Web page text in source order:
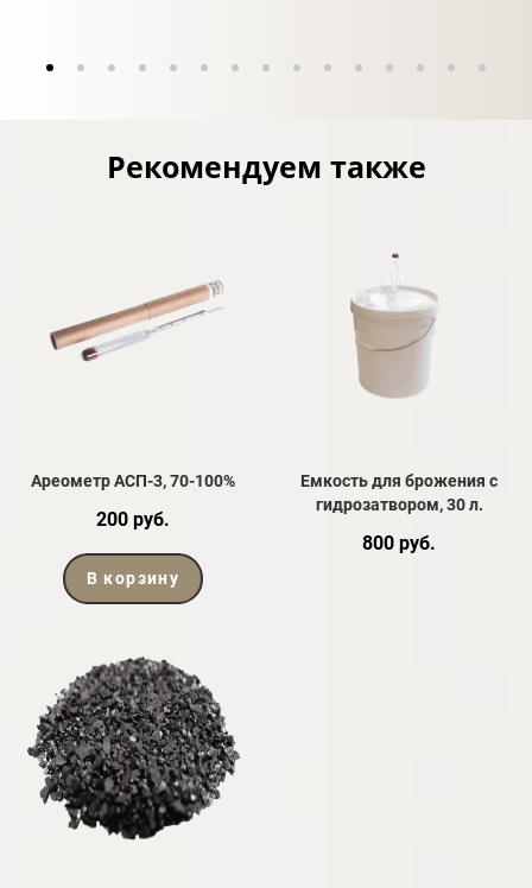
Рекомендуем также
Ареометр АСП-3, 70-100%
200 руб.
В корзину
Емкость для брожения с
гидрозатвором, 30 л.
800 руб.